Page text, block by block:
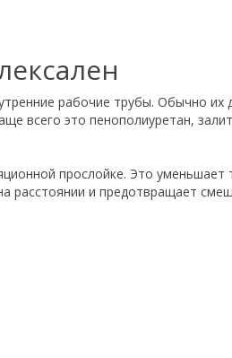
рабочие трубы. Обычно их
всего это пенополиуретан,
прослойке. Это уменьшает
и предотвращает